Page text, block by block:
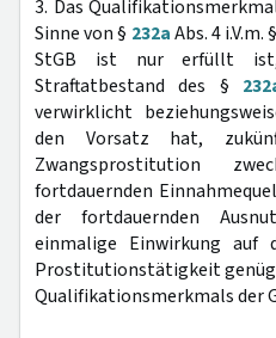
3. Das
Sinne von § 232aAbs. 4 i.V.m. §
StGB ist nur erfüllt
Straftatbestand des §
verwirklicht
den Vorsatz hat,
Zwangsprostitution
fortdauernden
der fortdauernden
einmalige Einwirkung auf
Prostitutionstätigkeit
Qualifikationsmerkmals der